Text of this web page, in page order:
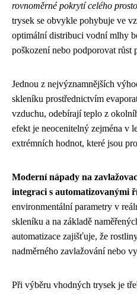
rovnoměrné pokrytí celého
trysek se obvykle pohybuje ve
optimální distribuci vodní mlhy
poškození nebo podporovat růst
Jednou z nejvýznamnějších
skleníku prostřednictvím
vzduchu, odebírají teplo z
efekt je neocenitelný zejména v
extrémních hodnot, které jsou
Moderní nápady na
integraci s automatizovanými
environmentální parametry v
skleníku a na základě
automatizace zajišťuje, že
nadměrného zavlažování nebo
Při výběru vhodných trysek je